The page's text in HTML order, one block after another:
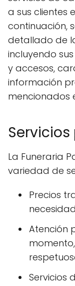
a sus clientes
continuación,
detallado de
incluyendo
y accesos,
información
mencionados
La Funeraria
variedad de
Precios
Atención
Servicios